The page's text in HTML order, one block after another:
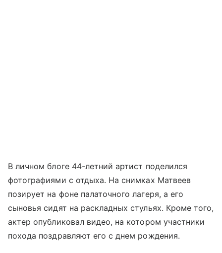
В личном блоге 44-летний артист поделился
фотографиями с отдыха. На снимках Матвеев
позирует на фоне палаточного лагеря, а его
сыновья сидят на раскладных стульях. Кроме того,
актер опубликовал видео, на котором участники
похода поздравляют его с днем рождения.